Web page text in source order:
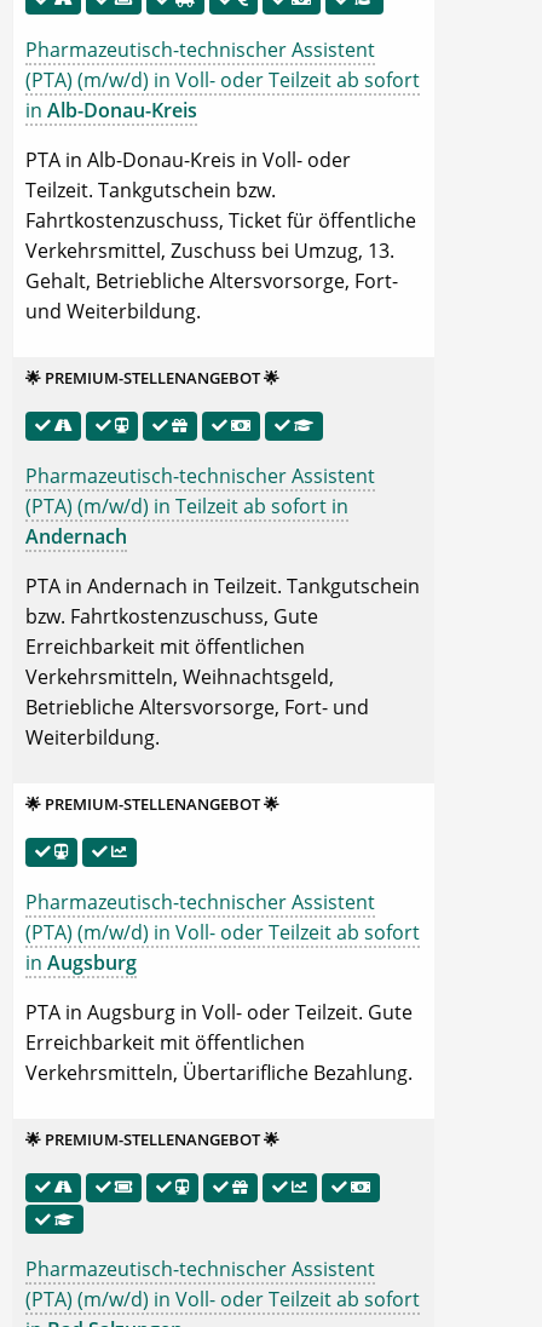
Pharmazeutisch-technischer Assistent
(PTA) (m/w/d) in Voll- oder Teilzeit ab sofort
in Alb-Donau-Kreis
PTA in Alb-Donau-Kreis in Voll- oder
Teilzeit. Tankgutschein bzw.
Fahrtkostenzuschuss, Ticket für öffentliche
Verkehrsmittel, Zuschuss bei Umzug, 13.
Gehalt, Betriebliche Altersvorsorge, Fort-
und Weiterbildung.
🌟 PREMIUM-STELLENANGEBOT 🌟
Pharmazeutisch-technischer Assistent
(PTA) (m/w/d) in Teilzeit ab sofort in
Andernach
PTA in Andernach in Teilzeit. Tankgutschein
bzw. Fahrtkostenzuschuss, Gute
Erreichbarkeit mit öffentlichen
Verkehrsmitteln, Weihnachtsgeld,
Betriebliche Altersvorsorge, Fort- und
Weiterbildung.
🌟 PREMIUM-STELLENANGEBOT 🌟
Pharmazeutisch-technischer Assistent
(PTA) (m/w/d) in Voll- oder Teilzeit ab sofort
in Augsburg
PTA in Augsburg in Voll- oder Teilzeit. Gute
Erreichbarkeit mit öffentlichen
Verkehrsmitteln, Übertarifliche Bezahlung.
🌟 PREMIUM-STELLENANGEBOT 🌟
Pharmazeutisch-technischer Assistent
(PTA) (m/w/d) in Voll- oder Teilzeit ab sofort